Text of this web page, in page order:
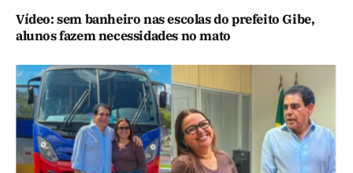
Vídeo: sem banheiro nas escolas do prefeito Gibe,
alunos fazem necessidades no mato